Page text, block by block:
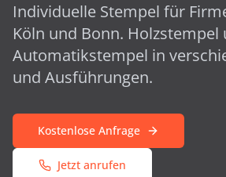
Individuelle Stempel für
Köln und Bonn. Holzstempel
Automatikstempel in
und Ausführungen.
Kostenlose Anfrage
Jetzt anrufen